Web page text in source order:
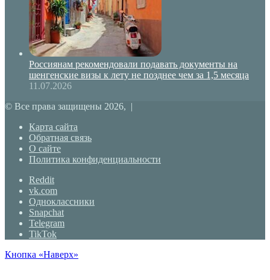
Россиянам рекомендовали подавать документы на
шенгенские визы к лету не позднее чем за 1,5 месяца
11.07.2026
© Все права защищены 2026, |
Карта сайта
Обратная связь
О сайте
Политика конфиденциальности
Reddit
vk.com
Одноклассники
Snapchat
Telegram
TikTok
Кнопка «Наверх»